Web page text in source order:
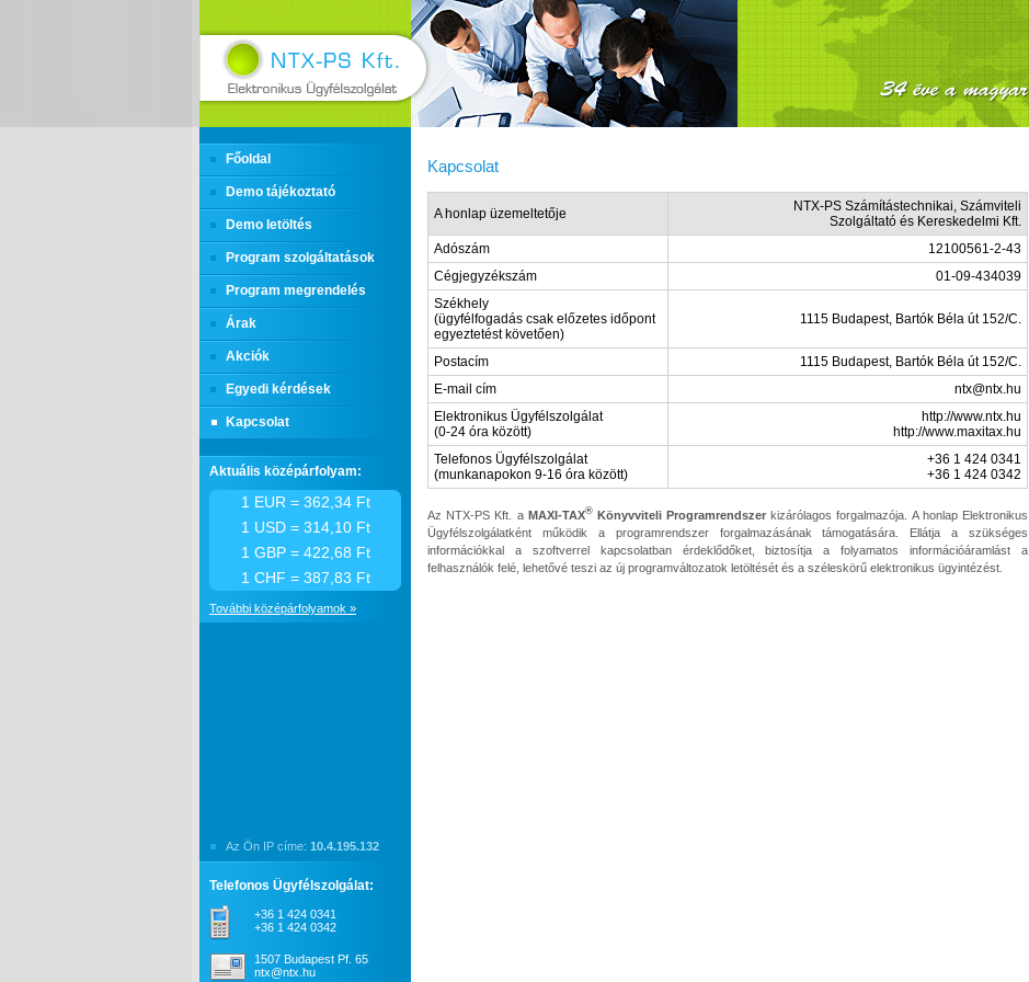
Főoldal
Demo tájékoztató
Demo letöltés
Program szolgáltatások
Program megrendelés
Árak
Akciók
Egyedi kérdések
Kapcsolat
Kapcsolat
A honlap üzemeltetője
NTX-PS Számítástechnikai, Számviteli
Szolgáltató és Kereskedelmi Kft.
Adószám
12100561-2-43
Cégjegyzékszám
01-09-434039
Székhely
(ügyfélfogadás csak előzetes időpont
egyeztetést követően)
1115 Budapest, Bartók Béla út 152/C.
Postacím
1115 Budapest, Bartók Béla út 152/C.
E-mail cím
ntx@ntx.hu
Elektronikus Ügyfélszolgálat
(0-24 óra között)
http://www.ntx.hu
http://www.maxitax.hu
Telefonos Ügyfélszolgálat
(munkanapokon 9-16 óra között)
+36 1 424 0341
+36 1 424 0342
Az NTX-PS Kft. a MAXI-TAX®Könyvviteli Programrendszer kizárólagos forgalmazója. A honlap Elektronikus
Ügyfélszolgálatként működik a programrendszer forgalmazásának támogatására. Ellátja a szükséges
információkkal a szoftverrel kapcsolatban érdeklődőket, biztosítja a folyamatos információáramlást a
felhasználók felé, lehetővé teszi az új programváltozatok letöltését és a széleskörű elektronikus ügyintézést.
Aktuális középárfolyam:
1 EUR = 362,34 Ft
1 USD = 314,10 Ft
1 GBP = 422,68 Ft
1 CHF = 387,83 Ft
További középárfolyamok »
Az Ön IP címe: 10.4.195.132
Telefonos Ügyfélszolgálat:
+36 1 424 0341
+36 1 424 0342
1507 Budapest Pf. 65
ntx@ntx.hu